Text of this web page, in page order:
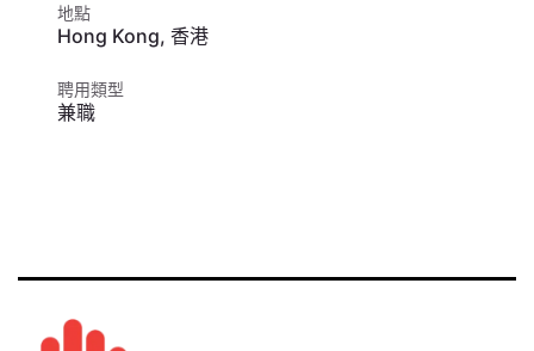
地點
Hong Kong, 香港
聘用類型
兼職